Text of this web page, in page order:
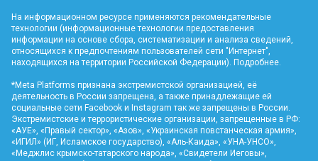
На информационном ресурсе применяются рекомендательные
технологии (информационные технологии предоставления
информации на основе сбора, систематизации и анализа сведений,
относящихся к предпочтениям пользователей сети "Интернет",
находящихся на территории Российской Федерации). Подробнее
*Meta Platforms признана экстремистской организацией, её
деятельность в России запрещена, а также принадлежащие ей
социальные сети Facebook и Instagram так же запрещены в России.
Экстремистские и террористические организации, запрещенные в РФ:
«АУЕ», «Правый сектор», «Азов», «Украинская повстанческая армия»,
«ИГИЛ» (ИГ, Исламское государство), «Аль-Каида», «УНА-УНСО»,
«Меджлис крымско-татарского народа», «Свидетели Иеговы»,